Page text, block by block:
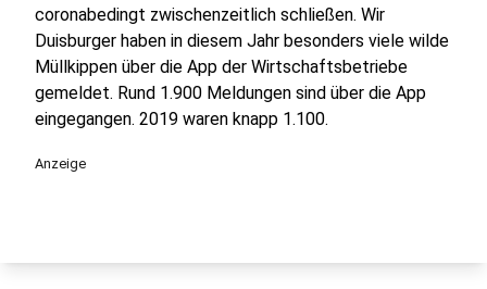
coronabedingt zwischenzeitlich schließen. Wir
Duisburger haben in diesem Jahr besonders viele wilde
Müllkippen über die App der Wirtschaftsbetriebe
gemeldet. Rund 1.900 Meldungen sind über die App
eingegangen. 2019 waren knapp 1.100.
Anzeige